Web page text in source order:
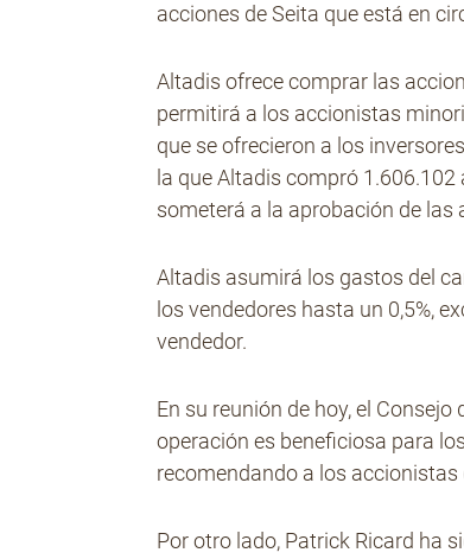
acciones de Seita que está en
Altadis ofrece comprar las
permitirá a los accionistas
que se ofrecieron a los
la que Altadis compró
someterá a la aprobación de las
Altadis asumirá los gastos del
los vendedores hasta un 0,5%,
vendedor.
En su reunión de hoy, el
operación es beneficiosa para
recomendando a los
Por otro lado, Patrick Ricard ha